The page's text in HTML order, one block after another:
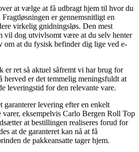
at vælge at få udbragt hjem til hvor du
er gennemsnitligt en
virkelig gnidningsløs. Den mest
vil dog utvivlsomt være at du selv henter
om at du fysisk befinder dig lige ved e-
er ret så aktuel såfremt vi har brug for
herved er det temmelig meningsfuldt at
leveringstid for den relevante vare.
garanterer levering efter en enkelt
eksempelvis Carlo Bergen Roll Top
at bestillingen realiseres forud for
at de garanteret kan nå at få
de pakkeansatte tager hjem.